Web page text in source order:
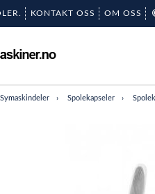
KONTAKT OSS OM OSS
Symaskindeler Spolekapseler